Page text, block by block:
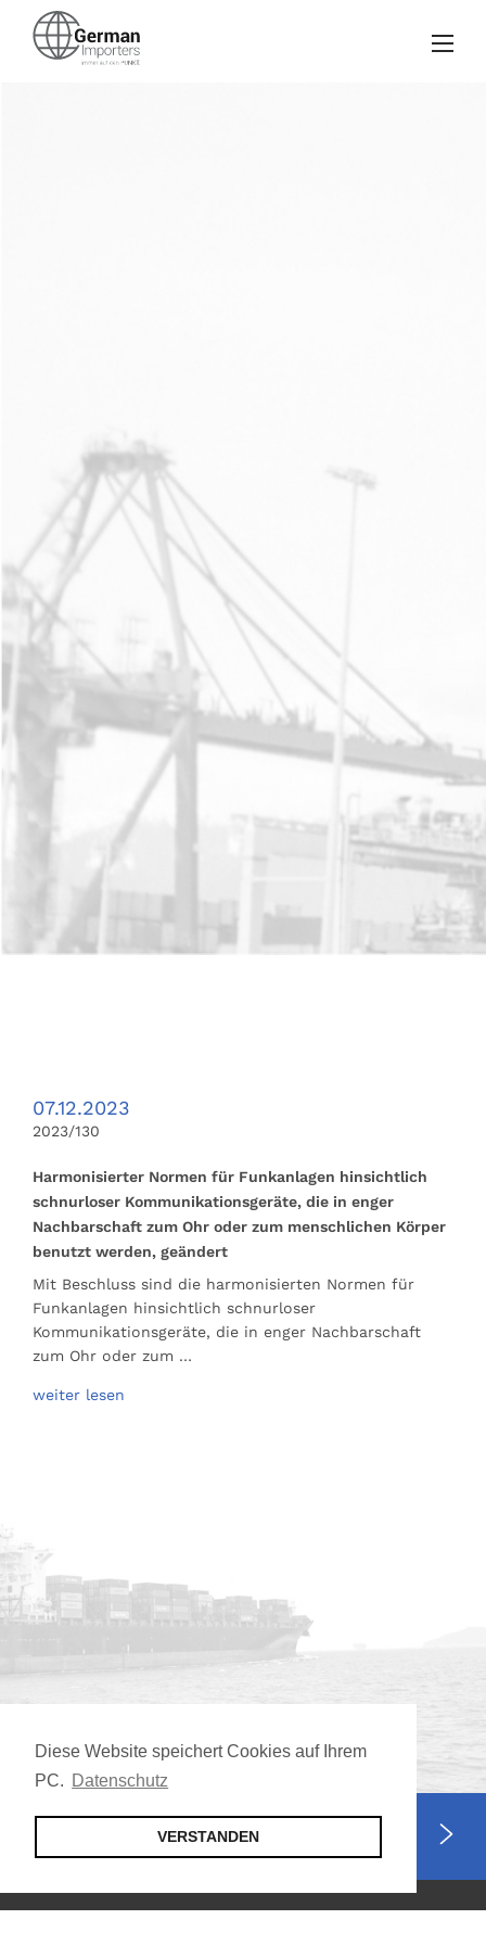
Diese Website speichert Cookies auf Ihrem
PC. Datenschutz
VERSTANDEN
07.12.2023
2023/130
Harmonisierter Normen für Funkanlagen hinsichtlich
schnurloser Kommunikationsgeräte, die in enger
Nachbarschaft zum Ohr oder zum menschlichen Körper
benutzt werden, geändert
Mit Beschluss sind die harmonisierten Normen für
Funkanlagen hinsichtlich schnurloser
Kommunikationsgeräte, die in enger Nachbarschaft
zum Ohr oder zum …
weiter lesen
Jetzt Mitglied werden